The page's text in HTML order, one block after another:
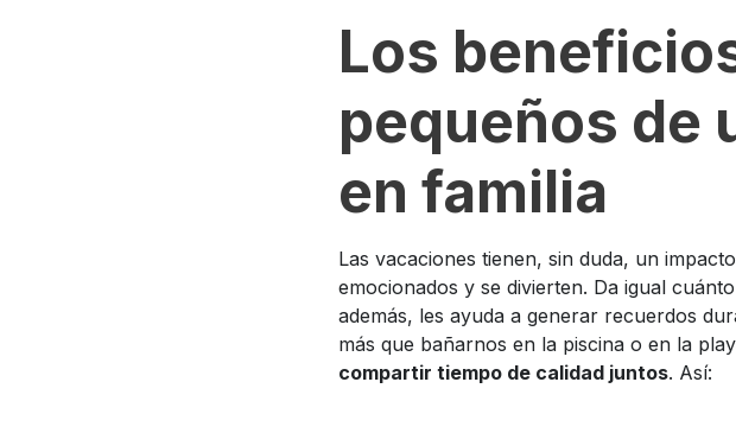
Los
pequeños de
en familia
Las vacaciones tienen, sin duda, un
emocionados y se divierten. Da igual
además, les ayuda a generar recuerdos
más que bañarnos en la piscina o en la
compartir tiempo de calidad juntos. Así: